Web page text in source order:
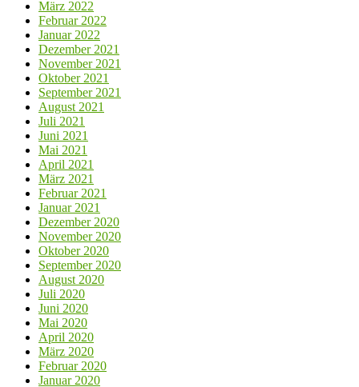
März 2022
Februar 2022
Januar 2022
Dezember 2021
November 2021
Oktober 2021
September 2021
August 2021
Juli 2021
Juni 2021
Mai 2021
April 2021
März 2021
Februar 2021
Januar 2021
Dezember 2020
November 2020
Oktober 2020
September 2020
August 2020
Juli 2020
Juni 2020
Mai 2020
April 2020
März 2020
Februar 2020
Januar 2020